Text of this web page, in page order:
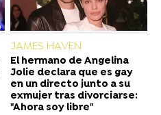
JAMES HAVEN
El hermano de Angelina
Jolie declara que es gay
en un directo junto a su
exmujer tras divorciarse:
"Ahora soy libre"